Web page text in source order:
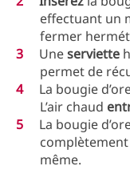
effectuant un
fermer
Uneserviette
permet de
La bougie
L’air chaud
La bougie
même.